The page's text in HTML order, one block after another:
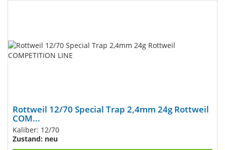
Rottweil 12/70 Special Trap 2,4mm 24g Rottweil
COM...
Kaliber: 12/70
Zustand: neu